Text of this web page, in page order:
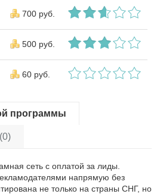
700 руб.
500 руб.
60 руб.
программы
сеть c оплатой за лиды.
напрямую без
не только на страны СНГ, но